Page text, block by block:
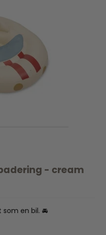
- cream
en bil. 🚘